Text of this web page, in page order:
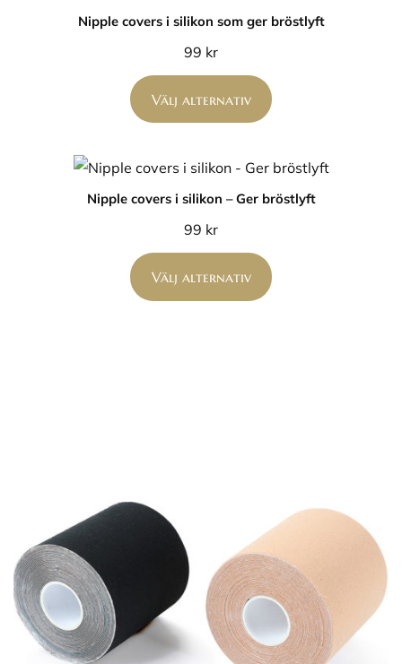
Nipple covers i silikon som ger bröstlyft
99 kr
Välj alternativ
Nipple covers i silikon – Ger bröstlyft
99 kr
Välj alternativ